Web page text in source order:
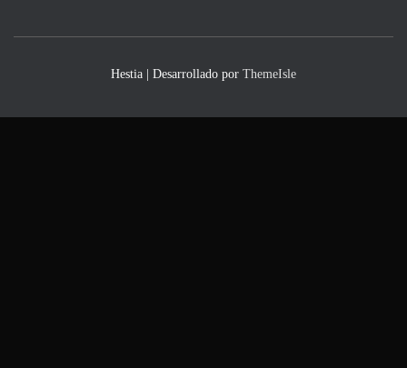
Hestia | Desarrollado por ThemeIsle